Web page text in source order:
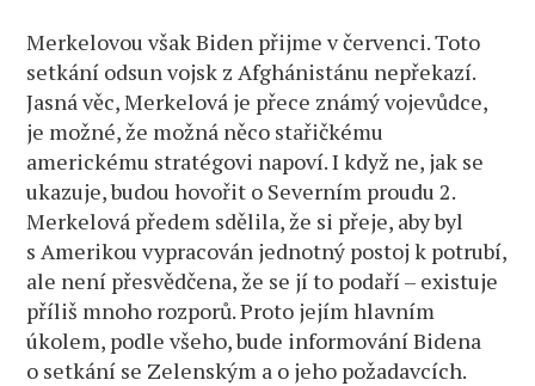
Merkelovou však Biden přijme v červenci. Toto
setkání odsun vojsk z Afghánistánu nepřekazí.
Jasná věc, Merkelová je přece známý vojevůdce,
je možné, že možná něco stařičkému
americkému stratégovi napoví. I když ne, jak se
ukazuje, budou hovořit o Severním proudu 2.
Merkelová předem sdělila, že si přeje, aby byl
s Amerikou vypracován jednotný postoj k potrubí,
ale není přesvědčena, že se jí to podaří – existuje
příliš mnoho rozporů. Proto jejím hlavním
úkolem, podle všeho, bude informování Bidena
o setkání se Zelenským a o jeho požadavcích.